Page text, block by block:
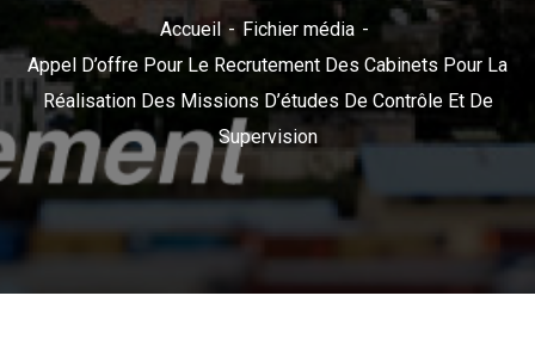
Accueil
Fichier média
Appel D’offre Pour Le Recrutement Des Cabinets Pour La
Réalisation Des Missions D’études De Contrôle Et De
Supervision